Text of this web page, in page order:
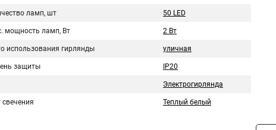
ламп, шт 50 LED
мощность ламп, Вт 2 Вт
использования гирлянды уличная
защиты IP20
Электрогирлянда
свечения Теплый белый